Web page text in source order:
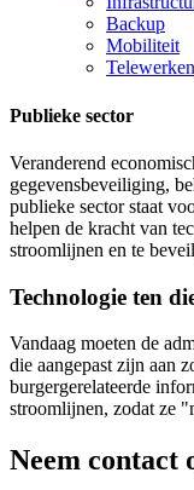
Backup
Mobiliteit
Telewerken
Publieke sector
Veranderend
gegevensbeveiliging,
publieke sector staat
helpen de kracht van
stroomlijnen en te
Technologie ten
Vandaag moeten de
die aangepast zijn aan
burgergerelateerde
stroomlijnen, zodat ze
Neem contact